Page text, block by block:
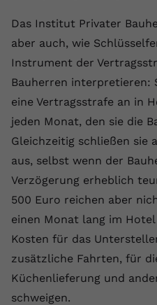
Das Institut Privater
aber auch, wie
Instrument der
Bauherren interpretieren:
eine Vertragsstrafe an in
jeden Monat, den sie die
Gleichzeitig schließen sie
aus, selbst wenn der
Verzögerung erheblich
500 Euro reichen aber
einen Monat lang im
Kosten für das
zusätzliche Fahrten, für
Küchenlieferung und
schweigen.